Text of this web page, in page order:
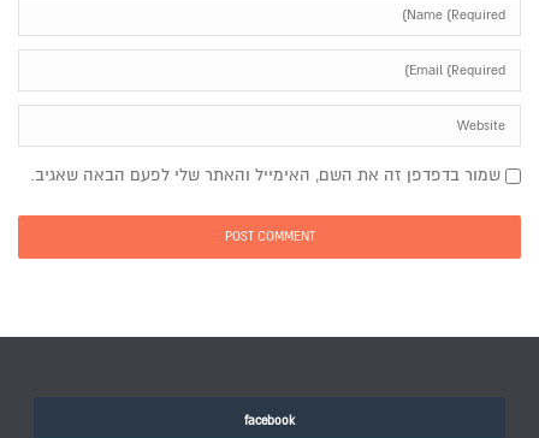
שמור בדפדפן זה את השם, האימייל והאתר שלי לפעם הבאה שאגיב.
facebook